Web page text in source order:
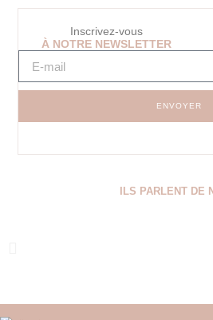
Inscrivez-vous
À NOTRE NEWSLETTER
ENVOYER
ILS PARLENT DE